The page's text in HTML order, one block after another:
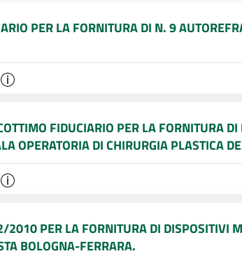
PER LA FORNITURA DI N. 9
FIDUCIARIO PER LA FORNITURA
OPERATORIA DI CHIRURGIA PLASTICA
2010 PER LA FORNITURA DI DISPOSITIVI
BOLOGNA-FERRARA.